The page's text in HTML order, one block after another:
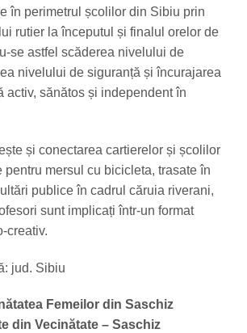
în perimetrul școlilor din Sibiu prin
rutier la începutul și finalul orelor de
se astfel scăderea nivelului de
nivelului de siguranță și încurajarea
activ, sănătos și independent în
și conectarea cartierelor și școlilor
pentru mersul cu bicicleta, trasate în
publice în cadrul căruia riverani,
sunt implicați într-un format
creativ.
jud. Sibiu
Femeilor din Saschiz
din Vecinătate – Saschiz